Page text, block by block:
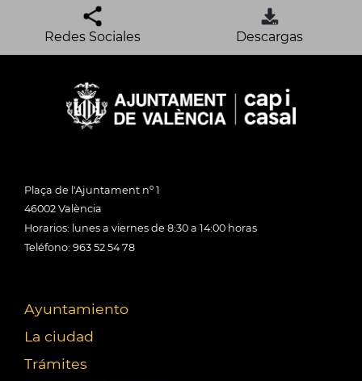
Redes Sociales Descargas
Plaça de l'Ajuntament nº 1
46002 València
Horarios: lunes a viernes de 8:30 a 14:00 horas
Teléfono: 963 52 54 78
Ayuntamiento
La ciudad
Trámites